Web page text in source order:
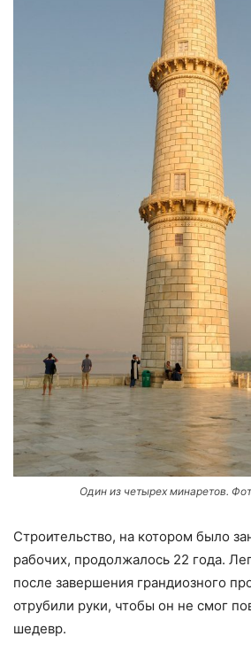
Один из четырех минаретов.
Строительство, на котором было
рабочих, продолжалось 22 года.
после завершения грандиозного
отрубили руки, чтобы он не смог
шедевр.